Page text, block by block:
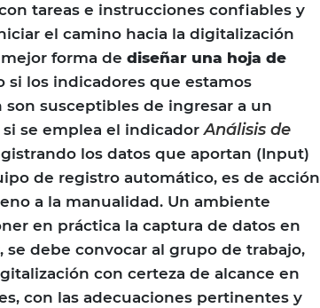
tareas e instrucciones confiables y
el camino hacia la digitalización
forma de diseñar una hoja de
si los indicadores que estamos
susceptibles de ingresar a un
se emplea el indicadorAnálisis de
los datos que aportan (Input)
de registro automático, es de acción
a la manualidad. Un ambiente
en práctica la captura de datos en
debe convocar al grupo de trabajo,
con certeza de alcance en
con las adecuaciones pertinentes y